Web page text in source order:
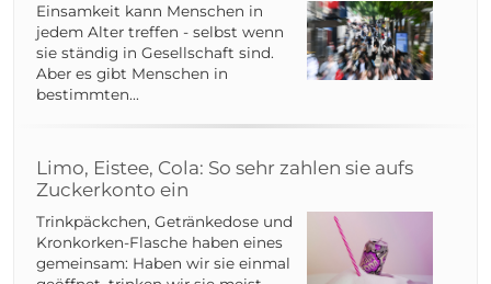
Einsamkeit kann Menschen in
jedem Alter treffen - selbst wenn
sie ständig in Gesellschaft sind.
Aber es gibt Menschen in
bestimmten...
Limo, Eistee, Cola: So sehr zahlen sie aufs
Zuckerkonto ein
Trinkpäckchen, Getränkedose und
Kronkorken-Flasche haben eines
gemeinsam: Haben wir sie einmal